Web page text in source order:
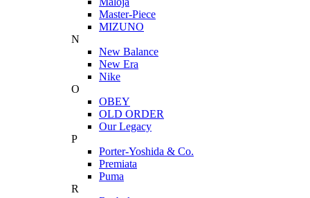
Master-Piece
MIZUNO
N
New Balance
New Era
Nike
O
OBEY
OLD ORDER
Our Legacy
P
Porter-Yoshida & Co.
Premiata
Puma
R